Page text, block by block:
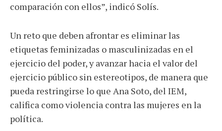
comparación con ellos”, indicó Solís.
Un reto que deben afrontar es eliminar las
etiquetas feminizadas o masculinizadas en el
ejercicio del poder, y avanzar hacia el valor del
ejercicio público sin estereotipos, de manera que
pueda restringirse lo que Ana Soto, del IEM,
califica como violencia contra las mujeres en la
política.